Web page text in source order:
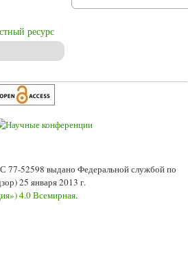
ресурс
77-52598 выдано Федеральной службой по
25 января 2013 г.
4.0 Всемирная.